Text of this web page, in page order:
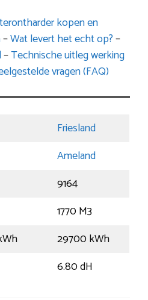
kopen en
–Wat levert het echt op?–
–Technische uitleg werking
vragen (FAQ)
Friesland
Ameland
9164
1770 M3
29700 kWh
6.80 dH